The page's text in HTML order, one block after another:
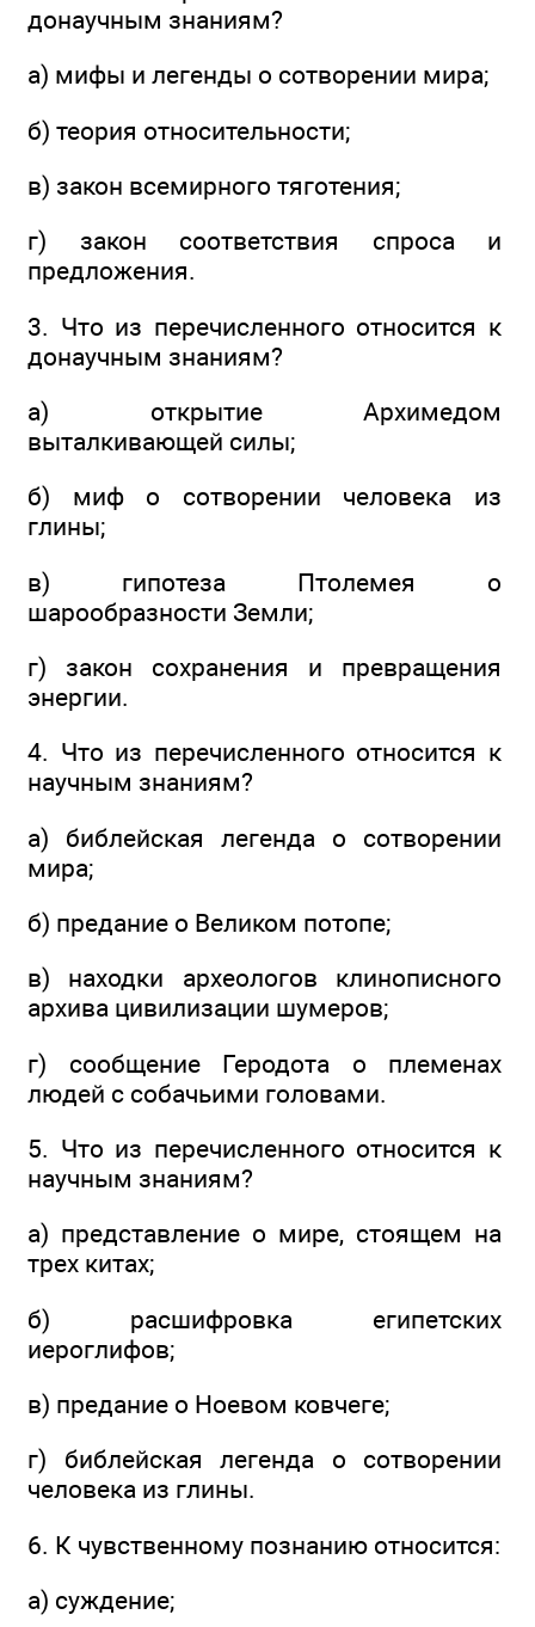
донаучным знаниям?
а) мифы и легенды о сотворении мира;
б) теория относительности;
в) закон всемирного тяготения;
г) закон соответствия спроса и
предложения.
3. Что из перечисленного относится к
донаучным знаниям?
а) открытие Архимедом
выталкивающей силы;
б) миф о сотворении человека из
глины;
в) гипотеза Птолемея о
шарообразности Земли;
г) закон сохранения и превращения
энергии.
4. Что из перечисленного относится к
научным знаниям?
а) библейская легенда о сотворении
мира;
б) предание о Великом потопе;
в) находки археологов клинописного
архива цивилизации шумеров;
г) сообщение Геродота о племенах
людей с собачьими головами.
5. Что из перечисленного относится к
научным знаниям?
а) представление о мире, стоящем на
трех китах;
б) расшифровка египетских
иероглифов;
в) предание о Ноевом ковчеге;
г) библейская легенда о сотворении
человека из глины.
6. К чувственному познанию относится:
а) суждение;